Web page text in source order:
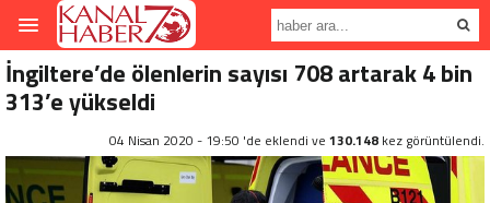
İngiltere’de ölenlerin sayısı 708 artarak 4 bin
313’e yükseldi
04 Nisan 2020 - 19:50 'de eklendi ve 130.148 kez görüntülendi.